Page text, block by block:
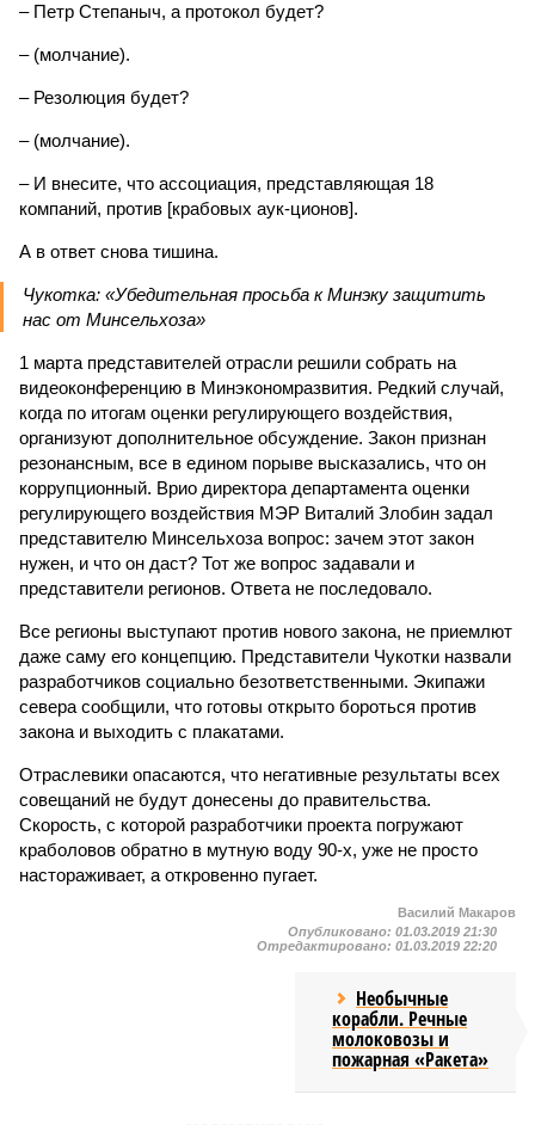
– Петр Степаныч, а протокол будет?
– (молчание).
– Резолюция будет?
– (молчание).
– И внесите, что ассоциация, представляющая 18
компаний, против [крабовых аук-ционов].
А в ответ снова тишина.
Чукотка: «Убедительная просьба к Минэку защитить
нас от Минсельхоза»
1 марта представителей отрасли решили собрать на
видеоконференцию в Минэкономразвития. Редкий случай,
когда по итогам оценки регулирующего воздействия,
организуют дополнительное обсуждение. Закон признан
резонансным, все в едином порыве высказались, что он
коррупционный. Врио директора департамента оценки
регулирующего воздействия МЭР Виталий Злобин задал
представителю Минсельхоза вопрос: зачем этот закон
нужен, и что он даст? Тот же вопрос задавали и
представители регионов. Ответа не последовало.
Все регионы выступают против нового закона, не приемлют
даже саму его концепцию. Представители Чукотки назвали
разработчиков социально безответственными. Экипажи
севера сообщили, что готовы открыто бороться против
закона и выходить с плакатами.
Отраслевики опасаются, что негативные результаты всех
совещаний не будут донесены до правительства.
Скорость, с которой разработчики проекта погружают
краболовов обратно в мутную воду 90-х, уже не просто
настораживает, а откровенно пугает.
Василий Макаров
Опубликовано: 01.03.2019 21:30
Отредактировано: 01.03.2019 22:20
Необычные
корабли. Речные
молоковозы и
пожарная «Ракета»